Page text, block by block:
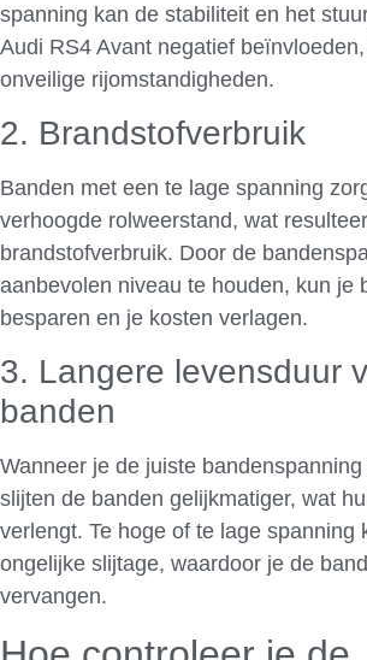
spanning kan de stabiliteit en het
Audi RS4 Avant negatief
onveilige rijomstandigheden.
2. Brandstofverbruik
Banden met een te lage spanning
verhoogde rolweerstand, wat
brandstofverbruik. Door de
aanbevolen niveau te houden, kun je
besparen en je kosten verlagen.
3. Langere levensduur
banden
Wanneer je de juiste
slijten de banden gelijkmatiger, wat
verlengt. Te hoge of te lage spanning
ongelijke slijtage, waardoor je de
vervangen.